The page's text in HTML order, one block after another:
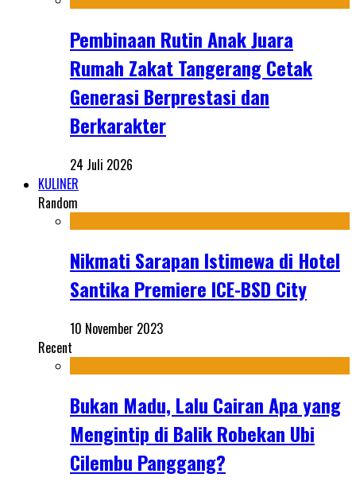
Pembinaan Rutin Anak Juara
Rumah Zakat Tangerang Cetak
Generasi Berprestasi dan
Berkarakter
24 Juli 2026
KULINER
Random
Nikmati Sarapan Istimewa di Hotel
Santika Premiere ICE-BSD City
10 November 2023
Recent
Bukan Madu, Lalu Cairan Apa yang
Mengintip di Balik Robekan Ubi
Cilembu Panggang?